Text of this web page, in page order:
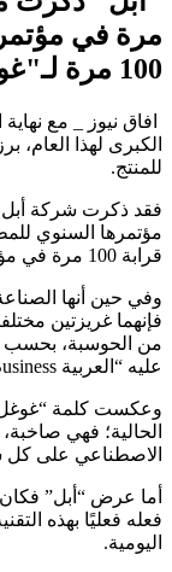
مرة في
100 مرة لـ"غوغل"
افاق نيوز _ مع
الكبرى لهذا
للمنتج.
قرابة 100 مرة في مؤتمرها “I/O 2026”.
وفي حين أنها
فإنهما غريزتين
من الحوسبة، بحسب
عليه “العربية Business”.
وعكست كلمة “غوغل”
الحالية؛ فهي
الاصطناعي على
أما عرض “أبل”
فعله فعليًا بهذه
اليومية.